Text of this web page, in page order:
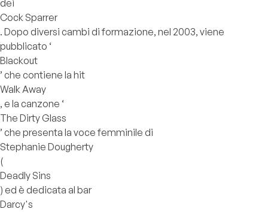
dei
Cock Sparrer
. Dopo diversi cambi di formazione, nel 2003, viene
pubblicato ‘
Blackout
’ che contiene la hit
Walk Away
, e la canzone ‘
The Dirty Glass
’ che presenta la voce femminile di
Stephanie Dougherty
(
Deadly Sins
) ed è dedicata al bar
Darcy's